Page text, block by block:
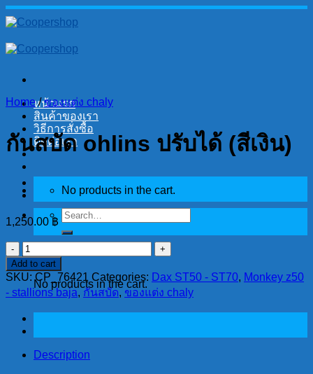
Skip
to
หน้าแรก
สินค้าของเรา
วิธีการสั่งซื้อ
ติดต่อเรา
No products in the cart.
Search
for:
Cart
No products in the cart.
Home / ของแต่ง chaly
กันสบัด ohlins ปรับได้ (สีเงิน)
1,250.00฿
กัน
สบัด
ohlins
ปรับ
ได้
(สี
เงิน)
Add to cart
SKU:CP_76421 Categories: Dax ST50 - ST70, Monkey z50
- stallions baja, กันสบัด, ของแต่ง chaly
Description